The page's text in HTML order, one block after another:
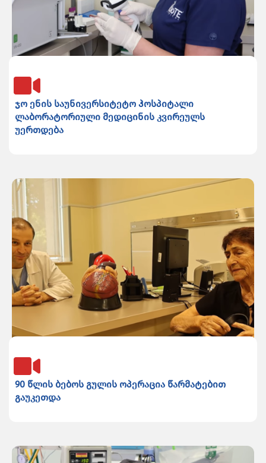
ჯო ენის საუნივერსიტეტო ჰოსპიტალი
ლაბორატორიული მედიცინის კვირეულს
უერთდება
90 წლის ბებოს გულის ოპერაცია წარმატებით
გაუკეთდა